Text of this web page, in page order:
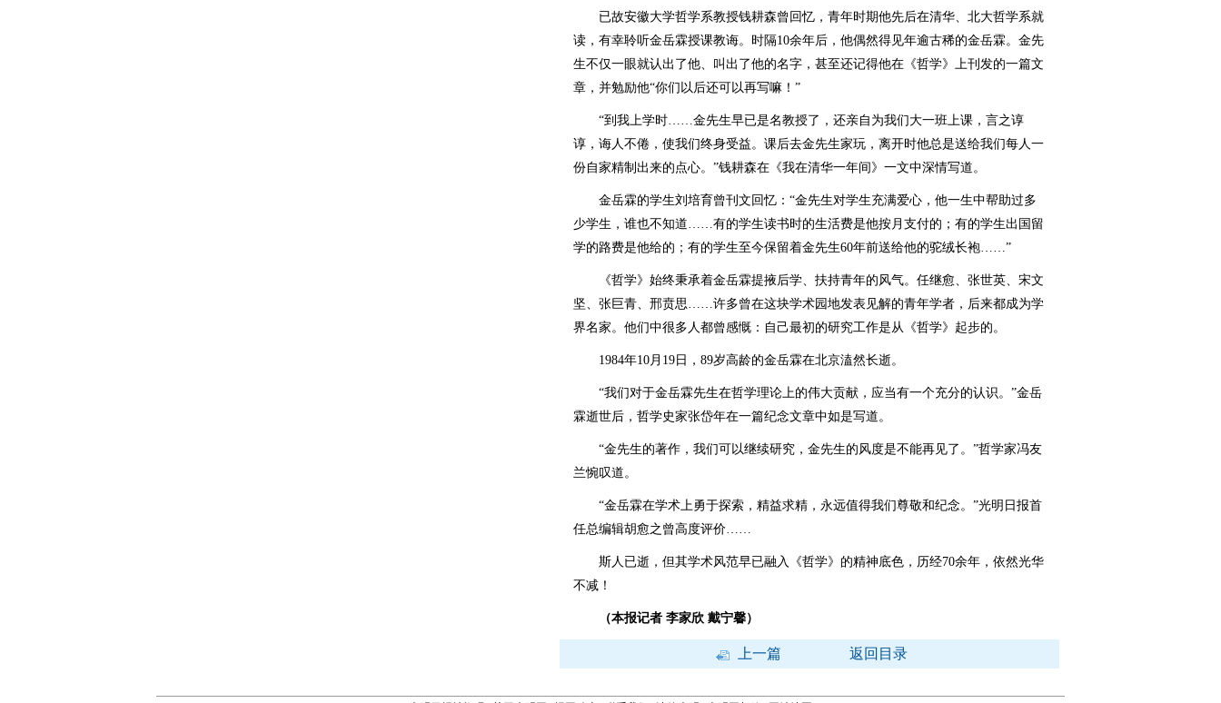
已故安徽大学哲学系教授钱耕森曾回忆，青年时期他先后在清华、北大哲学系就
读，有幸聆听金岳霖授课教诲。时隔10余年后，他偶然得见年逾古稀的金岳霖。金先
生不仅一眼就认出了他、叫出了他的名字，甚至还记得他在《哲学》上刊发的一篇文
章，并勉励他“你们以后还可以再写嘛！”
“到我上学时……金先生早已是名教授了，还亲自为我们大一班上课，言之谆
谆，诲人不倦，使我们终身受益。课后去金先生家玩，离开时他总是送给我们每人一
份自家精制出来的点心。”钱耕森在《我在清华一年间》一文中深情写道。
金岳霖的学生刘培育曾刊文回忆：“金先生对学生充满爱心，他一生中帮助过多
少学生，谁也不知道……有的学生读书时的生活费是他按月支付的；有的学生出国留
学的路费是他给的；有的学生至今保留着金先生60年前送给他的驼绒长袍……”
《哲学》始终秉承着金岳霖提掖后学、扶持青年的风气。任继愈、张世英、宋文
坚、张巨青、邢贲思……许多曾在这块学术园地发表见解的青年学者，后来都成为学
界名家。他们中很多人都曾感慨：自己最初的研究工作是从《哲学》起步的。
1984年10月19日，89岁高龄的金岳霖在北京溘然长逝。
“我们对于金岳霖先生在哲学理论上的伟大贡献，应当有一个充分的认识。”金岳
霖逝世后，哲学史家张岱年在一篇纪念文章中如是写道。
“金先生的著作，我们可以继续研究，金先生的风度是不能再见了。”哲学家冯友
兰惋叹道。
“金岳霖在学术上勇于探索，精益求精，永远值得我们尊敬和纪念。”光明日报首
任总编辑胡愈之曾高度评价……
斯人已逝，但其学术风范早已融入《哲学》的精神底色，历经70余年，依然光华
不减！
（本报记者 李家欣 戴宁馨）
上一篇 返回目录